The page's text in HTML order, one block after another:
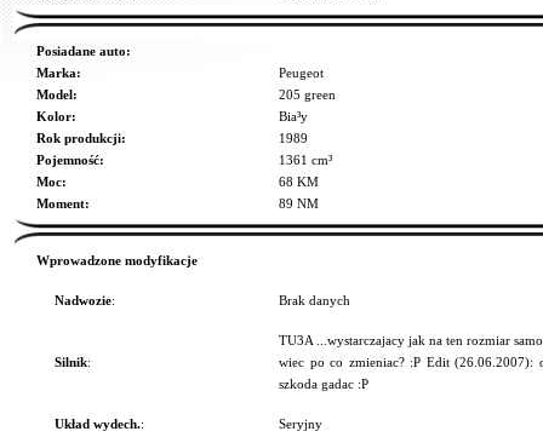
Posiadane auto:
Marka:
Peugeot
Model:
205 green
Kolor:
Bia³y
Rok produkcji:
1989
Pojemność:
1361 cm³
Moc:
68 KM
Moment:
89 NM
Wprowadzone modyfikacje
Nadwozie: Brak danych
Silnik:
TU3A ...wystarczajacy jak na ten rozmiar
wiec po co zmieniac? :P Edit
szkoda gadac :P
Układ wydech.: Seryjny